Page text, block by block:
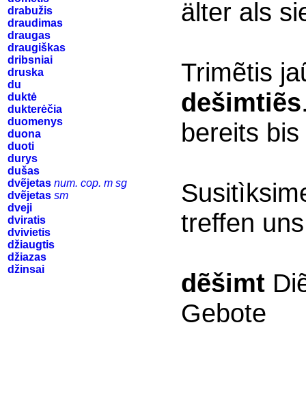
drabužis
draudimas
draugas
draugiškas
dribsniai
druska
du
duktė
dukterėčia
duomenys
duona
duoti
durys
dušas
dvẽjetas num. cop. m sg
dvẽjetas sm
dveji
dviratis
dvivietis
džiaugtis
džiazas
džinsai
älter als
Trimẽtis
dešimtiẽs
bereits
treffen
dẽšimt
Gebote